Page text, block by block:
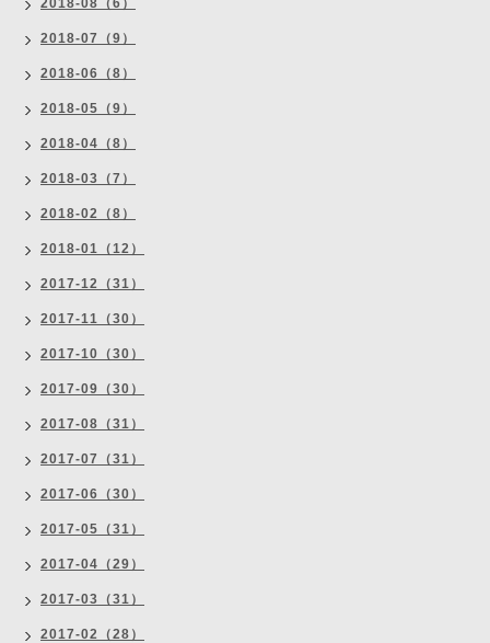
2018-08（6）
2018-07（9）
2018-06（8）
2018-05（9）
2018-04（8）
2018-03（7）
2018-02（8）
2018-01（12）
2017-12（31）
2017-11（30）
2017-10（30）
2017-09（30）
2017-08（31）
2017-07（31）
2017-06（30）
2017-05（31）
2017-04（29）
2017-03（31）
2017-02（28）